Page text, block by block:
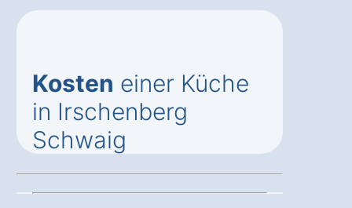
Kosten einer Küche
in Irschenberg
Schwaig